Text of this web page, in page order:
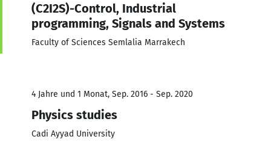
(C2I2S)-Control, Industrial
programming, Signals and Systems
Faculty of Sciences Semlalia Marrakech
4 Jahre und 1 Monat, Sep. 2016 - Sep. 2020
Physics studies
Cadi Ayyad University